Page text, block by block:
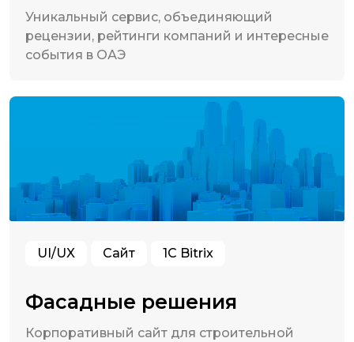
Уникальный сервис, объединяющий
рецензии, рейтинги компаний и интересные
события в ОАЭ
UI/UX Сайт 1C Bitrix
Фасадные решения
Корпоративный сайт для строительной